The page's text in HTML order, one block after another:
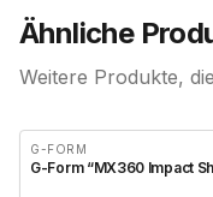
Ähnliche
Weitere Produkte,
G-FORM
G-Form “MX360 Impact